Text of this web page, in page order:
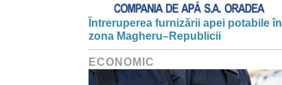
Întreruperea furnizării apei potabile în
zona Magheru–Republicii
ECONOMIC